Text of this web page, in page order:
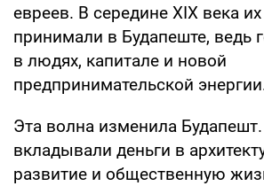
евреев. В середине XIX века
принимали в Будапеште, ведь
в людях, капитале и новой
предпринимательской
Эта волна изменила
вкладывали деньги в
развитие и общественную